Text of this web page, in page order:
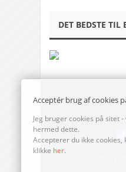
DET BEDSTE
Acceptér brug af cookies
Jeg bruger cookies på sitet
hermed dette.
Accepterer du ikke
klikke her.